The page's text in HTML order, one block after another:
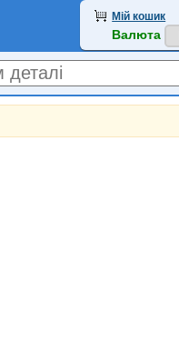
Мій кошик
Валюта